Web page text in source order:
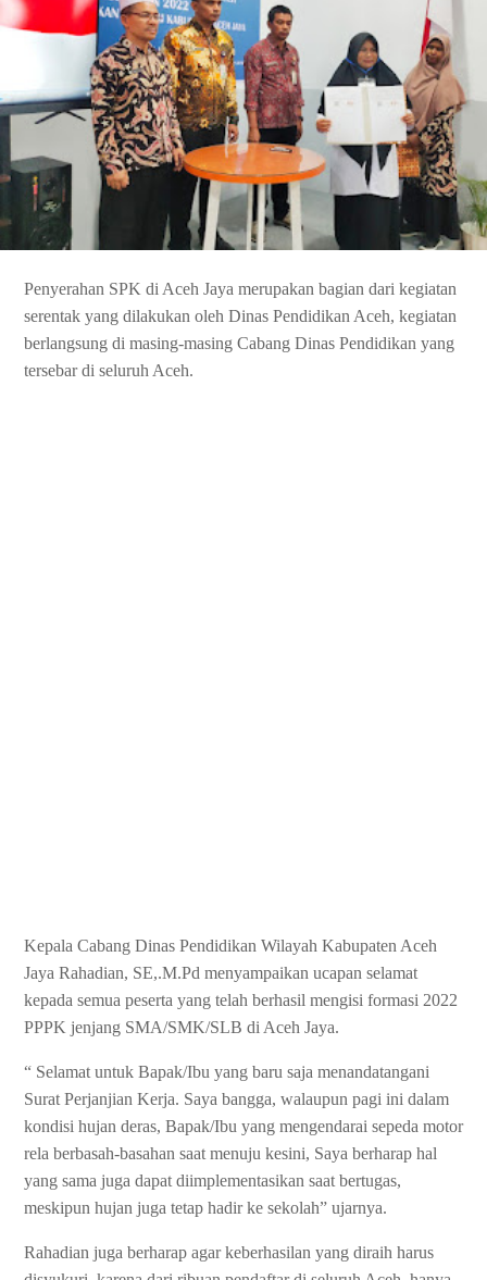
Penyerahan SPK di Aceh Jaya merupakan bagian dari kegiatan
serentak yang dilakukan oleh Dinas Pendidikan Aceh, kegiatan
berlangsung di masing-masing Cabang Dinas Pendidikan yang
tersebar di seluruh Aceh.
Kepala Cabang Dinas Pendidikan Wilayah Kabupaten Aceh
Jaya Rahadian, SE,.M.Pd menyampaikan ucapan selamat
kepada semua peserta yang telah berhasil mengisi formasi 2022
PPPK jenjang SMA/SMK/SLB di Aceh Jaya.
“ Selamat untuk Bapak/Ibu yang baru saja menandatangani
Surat Perjanjian Kerja. Saya bangga, walaupun pagi ini dalam
kondisi hujan deras, Bapak/Ibu yang mengendarai sepeda motor
rela berbasah-basahan saat menuju kesini, Saya berharap hal
yang sama juga dapat diimplementasikan saat bertugas,
meskipun hujan juga tetap hadir ke sekolah” ujarnya.
Rahadian juga berharap agar keberhasilan yang diraih harus